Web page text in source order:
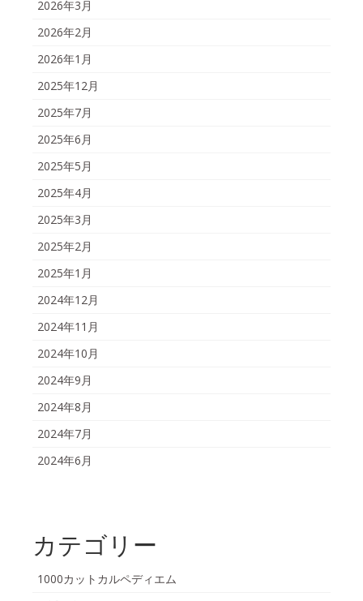
2026年3月
2026年2月
2026年1月
2025年12月
2025年7月
2025年6月
2025年5月
2025年4月
2025年3月
2025年2月
2025年1月
2024年12月
2024年11月
2024年10月
2024年9月
2024年8月
2024年7月
2024年6月
カテゴリー
1000カットカルペディエム